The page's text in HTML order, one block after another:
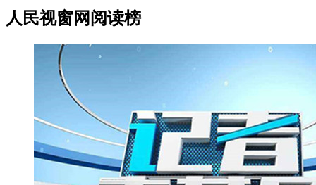
人民视窗网阅读榜